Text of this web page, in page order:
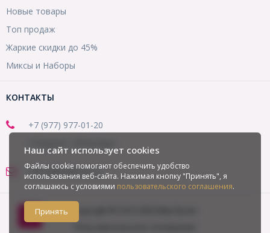
Новые товары
Топ продаж
Жаркие скидки до 45%
Миксы и Наборы
КОНТАКТЫ
+7 (977) 977-01-20
office@mirbusin.ru
Наш сайт использует cookies
Файлы cookie помогают обеспечить удобство
использования веб-сайта. Нажимая кнопку "Принять", я
соглашаюсь с условиями пользовательского соглашения.
Принять